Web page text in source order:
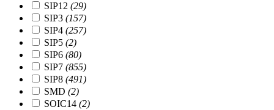
SIP12 (29)
SIP3 (157)
SIP4 (257)
SIP5 (2)
SIP6 (80)
SIP7 (855)
SIP8 (491)
SMD (2)
SOIC14 (2)